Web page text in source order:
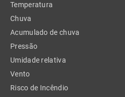
Temperatura
Chuva
Acumulado de chuva
Pressão
Umidade relativa
Vento
Risco de Incêndio